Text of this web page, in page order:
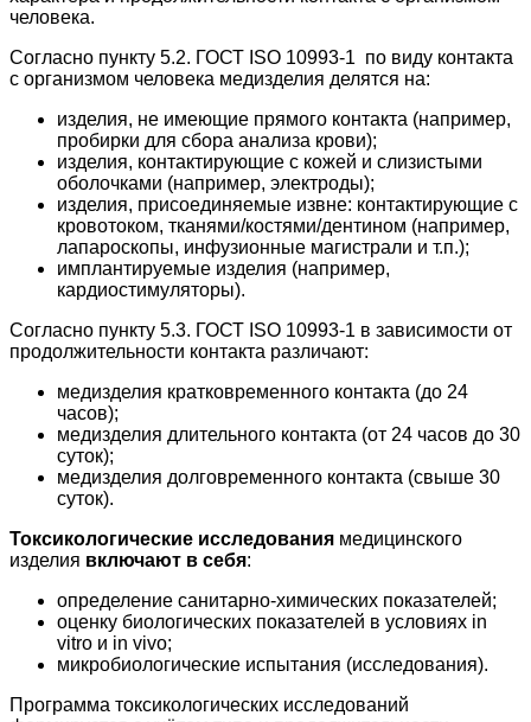
человека.
Согласно пункту 5.2. ГОСТ ISO 10993-1 по виду контакта
с организмом человека медизделия делятся на:
изделия, не имеющие прямого контакта (например,
пробирки для сбора анализа крови);
изделия, контактирующие с кожей и слизистыми
оболочками (например, электроды);
изделия, присоединяемые извне: контактирующие с
кровотоком, тканями/костями/дентином (например,
лапароскопы, инфузионные магистрали и т.п.);
имплантируемые изделия (например,
кардиостимуляторы).
Согласно пункту 5.3. ГОСТ ISO 10993-1 в зависимости от
продолжительности контакта различают:
медизделия кратковременного контакта (до 24
часов);
медизделия длительного контакта (от 24 часов до 30
суток);
медизделия долговременного контакта (свыше 30
суток).
Токсикологические исследования медицинского
изделия включают в себя:
определение санитарно-химических показателей;
оценку биологических показателей в условиях in
vitro и in vivo;
микробиологические испытания (исследования).
Программа токсикологических исследований